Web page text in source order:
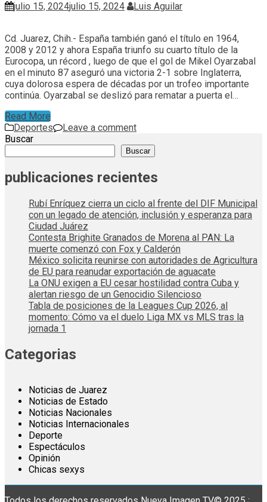
julio 15, 2024julio 15, 2024 Luis Aguilar
Cd. Juarez, Chih.- España también ganó el título en 1964,
2008 y 2012 y ahora España triunfo su cuarto título de la
Eurocopa, un récord , luego de que el gol de Mikel Oyarzabal
en el minuto 87 aseguró una victoria 2-1 sobre Inglaterra,
cuya dolorosa espera de décadas por un trofeo importante
continúa. Oyarzabal se deslizó para rematar a puerta el…
Read More
Deportes
Leave a comment
Buscar
Buscar
publicaciones recientes
Rubí Enríquez cierra un ciclo al frente del DIF Municipal
con un legado de atención, inclusión y esperanza para
Ciudad Juárez
Contesta Brighite Granados de Morena al PAN: La
muerte comenzó con Fox y Calderón
México solicita reunirse con autoridades de Agricultura
de EU para reanudar exportación de aguacate
La ONU exigen a EU cesar hostilidad contra Cuba y
alertan riesgo de un Genocidio Silencioso
Tabla de posiciones de la Leagues Cup 2026, al
momento: Cómo va el duelo Liga MX vs MLS tras la
jornada 1
Categorias
Noticias de Juarez
Noticias de Estado
Noticias Nacionales
Noticias Internacionales
Deporte
Espectáculos
Opinión
Chicas sexys